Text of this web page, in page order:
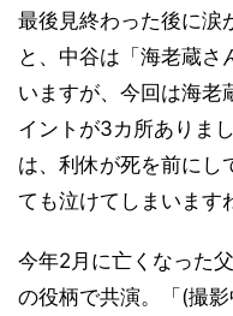
最後見終わった後に涙
と、中谷は「海老蔵さ
いますが、今回は海老
イントが3カ所ありま
は、利休が死を前にし
ても泣けてしまいます
今年2月に亡くなった
の役柄で共演。「(撮影